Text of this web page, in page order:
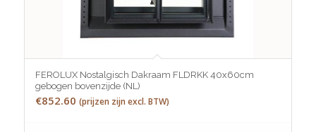
FEROLUX Nostalgisch Dakraam FLDRKK 40x60cm
gebogen bovenzijde (NL)
€852.60 (prijzen zijn excl. BTW)